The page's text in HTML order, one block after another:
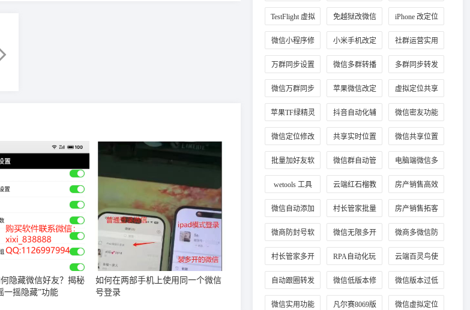
隐藏微信好友？揭秘
一摇隐藏”功能
如何在两部手机上使用同一个微信
号登录
TestFlight 虚拟
定位
免越狱改微信
定位
iPhone 改定位
微信小程序修
改定位
小米手机改定
位
社群运营实用
工具
万群同步设置
教程
微信多群转播 多群同步转发
微信万群同步 苹果微信改定
位
虚拟定位共享
位置
苹果TF绿精灵 抖音自动化辅
助工具
微信密友功能
使用
微信定位修改
方法
共享实时位置
修改技巧
微信共享位置
改定位
批量加好友软 微信群自动管 电脑端微信多
开
wetools 工具 云端红石榴教
程
房产销售高效
加客源
微信自动添加
客户好友
村长管家批量
加手机号
房产销售拓客
工具
微商防封号软
件推荐
微信无限多开
正版
微商多微信防
封工具
村长管家多开 RPA自动化玩
法
云端百灵鸟使
用教程
自动跟圈转发
技巧
微信低版本修
复教程
微信版本过低
登录
微信实用功能 凡尔赛8069版 微信虚拟定位